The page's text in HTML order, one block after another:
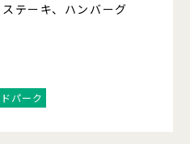
ステーキ、ハンバーグ
パーク